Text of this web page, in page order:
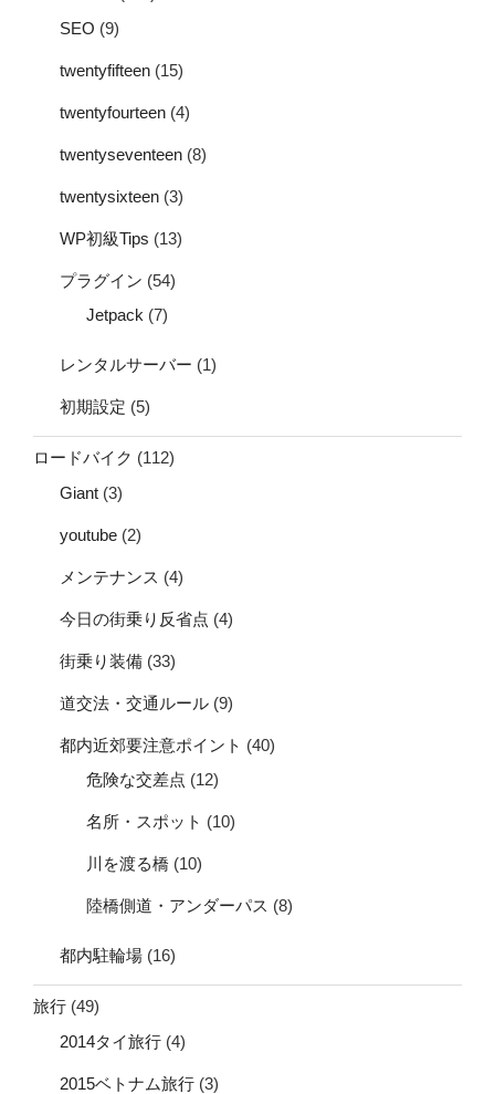
SEO (9)
twentyfifteen (15)
twentyfourteen (4)
twentyseventeen (8)
twentysixteen (3)
WP初級Tips (13)
プラグイン (54)
Jetpack (7)
レンタルサーバー (1)
初期設定 (5)
ロードバイク (112)
Giant (3)
youtube (2)
メンテナンス (4)
今日の街乗り反省点 (4)
街乗り装備 (33)
道交法・交通ルール (9)
都内近郊要注意ポイント (40)
危険な交差点 (12)
名所・スポット (10)
川を渡る橋 (10)
陸橋側道・アンダーパス (8)
都内駐輪場 (16)
旅行 (49)
2014タイ旅行 (4)
2015ベトナム旅行 (3)